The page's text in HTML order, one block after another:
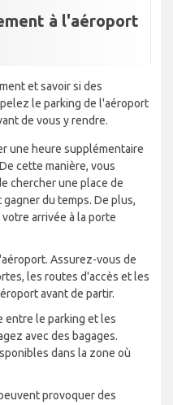
à l'aéroport
et savoir si des
le parking de l'aéroport
de vous y rendre.
une heure supplémentaire
cette manière, vous
chercher une place de
du temps. De plus,
arrivée à la porte
Assurez-vous de
les routes d'accès et les
avant de partir.
entre le parking et les
avec des bagages.
dans la zone où
provoquer des